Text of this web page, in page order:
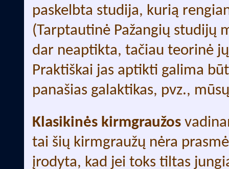
paskelbta studija, kurią
(Tarptautinė Pažangių studijų
dar neaptikta, tačiau teorinė
Praktiškai jas aptikti galima
panašias galaktikas, pvz.,
Klasikinės kirmgraužos
tai šių kirmgraužų nėra
įrodyta, kad jei toks tiltas